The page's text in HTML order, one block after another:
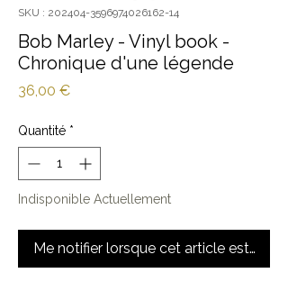
SKU : 202404-3596974026162-14
Bob Marley - Vinyl book -
Chronique d'une légende
36,00 €Prix
Quantité *
Indisponible Actuellement
Me notifier lorsque cet article est